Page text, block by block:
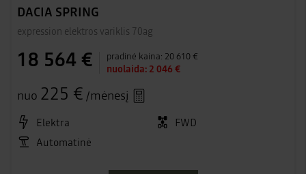
DACIA SPRING
expression elektros variklis 70ag
18 564 € pradinė kaina: 20 610 €
nuolaida: 2 046 €
nuo 225 € /mėnesį
Elektra
FWD
Automatinė